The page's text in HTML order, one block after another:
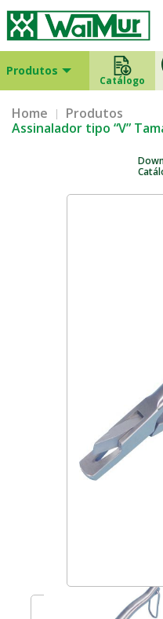
Produtos
Catálogo
Home
Produtos
Assinalador tipo “V”